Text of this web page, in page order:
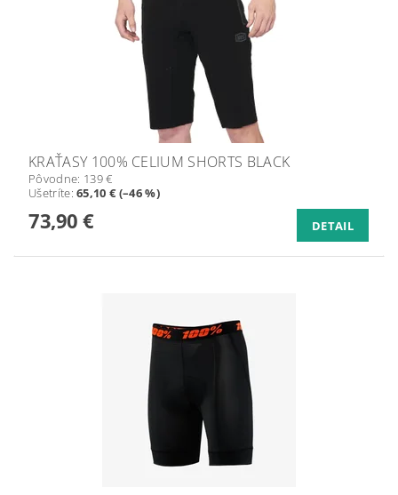
KRAŤASY 100% CELIUM SHORTS BLACK
Pôvodne: 139 €
Ušetríte:65,10 € (–46 %)
73,90 € DETAIL